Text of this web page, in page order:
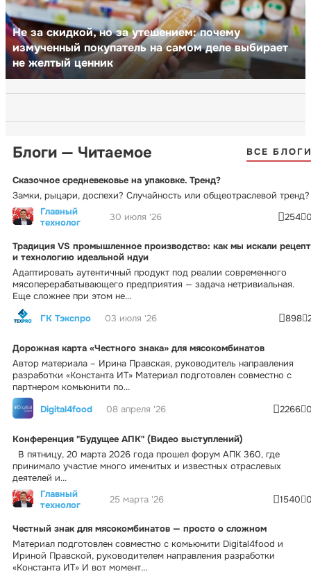
Не за скидкой, но за утешением: почему
измученный покупатель на самом деле выбирает
не желтый ценник
Блоги — Читаемое ВСЕ
Сказочное средневековье на упаковке. Тренд?
Замки, рыцари, доспехи? Случайность или общеотраслевой тренд?
Главный
технолог
30 июля '26 254
Традиция VS промышленное производство: как мы искали рецепт
и технологию идеальной ндуи
Адаптировать аутентичный продукт под реалии современного
мясоперерабатывающего предприятия — задача нетривиальная.
Еще сложнее при этом не...
ГК Тэкспро
03 июля '26 898
Дорожная карта «Честного знака» для мясокомбинатов
Автор материала – Ирина Правская, руководитель направления
разработки «Константа ИТ» Материал подготовлен совместно с
партнером комьюнити по...
Digital4food
08 апреля '26 2266
Конференция "Будущее АПК" (Видео выступлений)
В пятницу, 20 марта 2026 года прошел форум АПК 360, где
принимало участие много именитых и известных отраслевых
деятелей и...
Главный
технолог
25 марта '26 1540
Честный знак для мясокомбинатов — просто о сложном
Материал подготовлен совместно с комьюнити Digital4food и
Ириной Правской, руководителем направления разработки
«Константа ИТ» И вот момент...